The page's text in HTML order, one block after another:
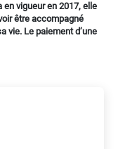
en vigueur en 2017, elle
être accompagné
vie. Le paiement d’une